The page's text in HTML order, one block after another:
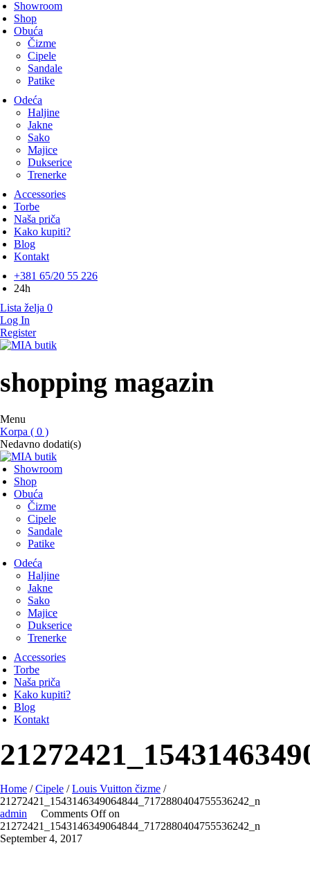
Showroom
Shop
Obuća
Čizme
Cipele
Sandale
Patike
Odeća
Haljine
Jakne
Sako
Majice
Dukserice
Trenerke
Accessories
Torbe
Naša priča
Kako kupiti?
Blog
Kontakt
+381 65/20 55 226
24h
Lista želja 0
Log In
Register
MIA butik
shopping magazin
Menu
Korpa ( 0 )
Nedavno dodati(s)
Showroom
Shop
Obuća
Čizme
Cipele
Sandale
Patike
Odeća
Haljine
Jakne
Sako
Majice
Dukserice
Trenerke
Accessories
Torbe
Naša priča
Kako kupiti?
Blog
Kontakt
Home /Cipele /Louis Vuitton čizme /
21272421_1543146349064844_7172880404755536242_n
admin
Comments Offon
21272421_1543146349064844_7172880404755536242_n
September 4, 2017